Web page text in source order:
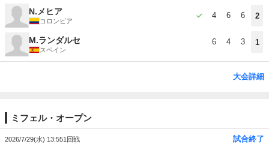
N.メヒア
コロンビア
4 6 6 2
M.ランダルセ
スペイン
6 4 3 1
大会詳細
ミフェル・オープン
2026/7/29(水) 13:551回戦 試合終了